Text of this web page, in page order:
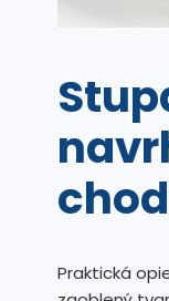
Praktická